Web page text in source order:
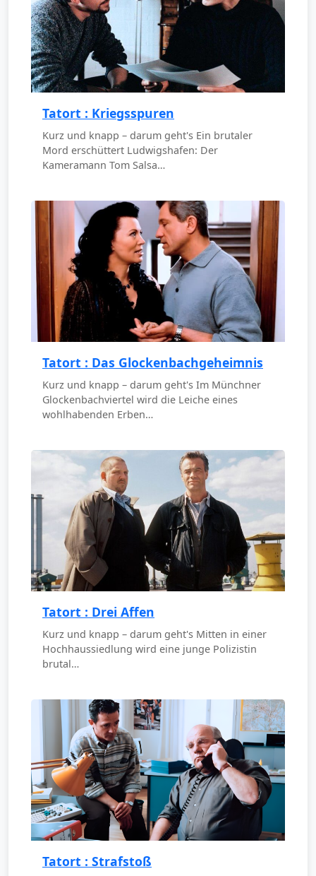
Tatort : Kriegsspuren
Kurz und knapp – darum geht's Ein brutaler
Mord erschüttert Ludwigshafen: Der
Kameramann Tom Salsa…
Tatort : Das Glockenbachgeheimnis
Kurz und knapp – darum geht's Im Münchner
Glockenbachviertel wird die Leiche eines
wohlhabenden Erben…
Tatort : Drei Affen
Kurz und knapp – darum geht's Mitten in einer
Hochhaussiedlung wird eine junge Polizistin
brutal…
Tatort : Strafstoß